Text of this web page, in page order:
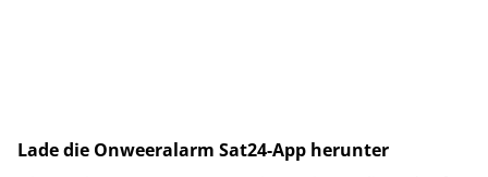
Lade die Onweeralarm Sat24-App herunter